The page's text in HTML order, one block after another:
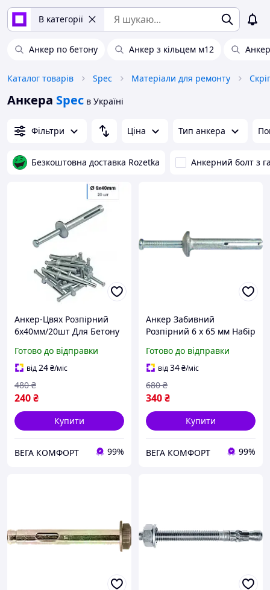
В категорії
Анкер по бетону Анкер з кільцем м12
Каталог товарів Spec Матеріали для ремонту
Анкера Spec в Україні
Фільтри Ціна Тип анкера
Безкоштовна доставка Rozetka Анкерний болт з
Анкер-Цвях Розпірний
6х40мм/20шт Для Бетону
Готово до відправки
від24₴/міс
240₴
480 ₴
Купити
ВЕГА КОМФОРТ 99%
Анкер Забивний
Розпірний 6 х 65 мм Набір
Готово до відправки
від34₴/міс
340₴
680 ₴
Купити
ВЕГА КОМФОРТ 99%